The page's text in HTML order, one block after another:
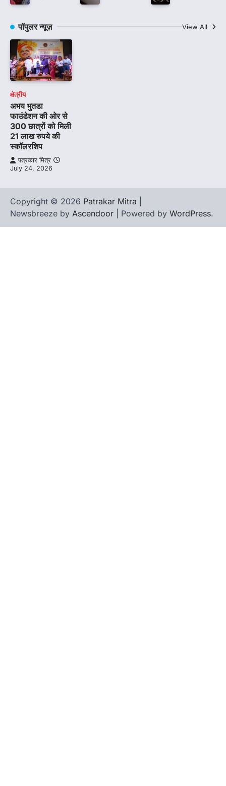
पॉपुलर न्यूज़ View All
क्षेत्रीय
अभय भुतडा
फाउंडेशन की ओर से
300 छात्रों को मिली
21 लाख रुपये की
स्कॉलरशिप
पत्रकार मित्र
July 24, 2026
Copyright © 2026 Patrakar Mitra
Newsbreeze by Ascendoor | Powered by WordPress.